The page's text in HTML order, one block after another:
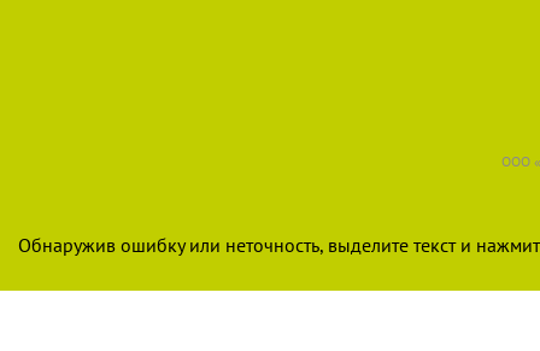
ООО
Обнаружив ошибку или неточность, выделите текст и